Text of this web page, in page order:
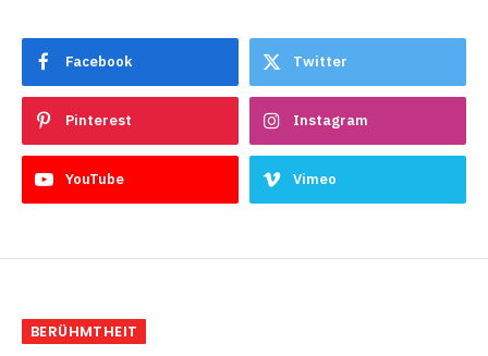
Facebook Twitter
Pinterest Instagram
YouTube Vimeo
BERÜHMTHEIT